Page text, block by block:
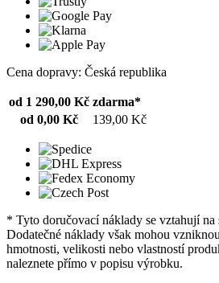
Cena dopravy: Česká republika
od 1 290,00 Kč zdarma*
od 0,00 Kč
139,00 Kč
* Tyto doručovací náklady se vztahují na
Dodatečné náklady však mohou
hmotnosti, velikosti nebo vlastností
naleznete přímo v popisu výrobku.